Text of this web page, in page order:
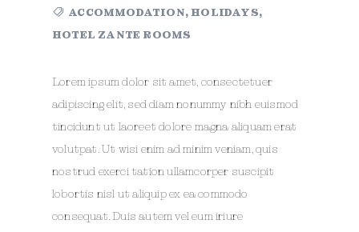
ACCOMMODATION, HOLIDAYS,
HOTEL ZANTE ROOMS
Lorem ipsum dolor sit amet, consectetuer
adipiscing elit, sed diam nonummy nibh euismod
tincidunt ut laoreet dolore magna aliquam erat
volutpat. Ut wisi enim ad minim veniam, quis
nostrud exerci tation ullamcorper suscipit
lobortis nisl ut aliquip ex ea commodo
consequat. Duis autem vel eum iriure